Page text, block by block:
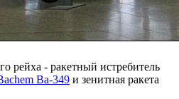
рейха - ракетный истребитель
Ba-349 и зенитная ракета